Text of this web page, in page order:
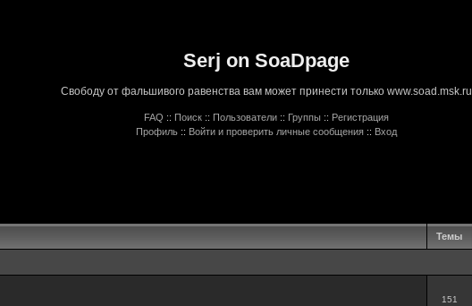
Serj on SoaDpage
Свободу от фальшивого равенства вам может принести только www.soad.msk.ru
FAQ :: Поиск :: Пользователи :: Группы :: Регистрация
Профиль :: Войти и проверить личные сообщения :: Вход
Темы
151